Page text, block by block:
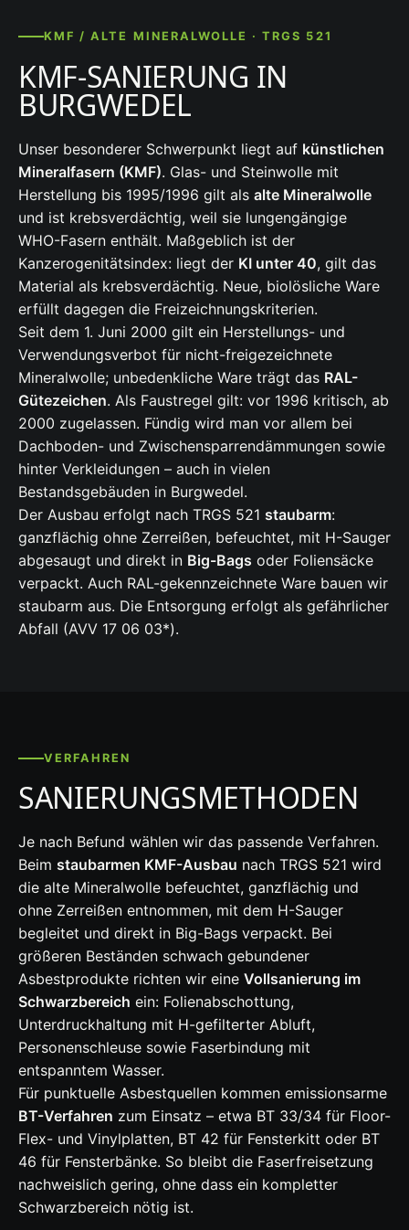
KMF / ALTE MINERALWOLLE · TRGS 521
KMF-SANIERUNG IN
BURGWEDEL
Unser besonderer Schwerpunkt liegt auf künstlichen
Mineralfasern (KMF). Glas- und Steinwolle mit
Herstellung bis 1995/1996 gilt als alte Mineralwolle
und ist krebsverdächtig, weil sie lungengängige
WHO-Fasern enthält. Maßgeblich ist der
Kanzerogenitätsindex: liegt der KI unter 40, gilt das
Material als krebsverdächtig. Neue, biolösliche Ware
erfüllt dagegen die Freizeichnungskriterien.
Seit dem 1. Juni 2000 gilt ein Herstellungs- und
Verwendungsverbot für nicht-freigezeichnete
Mineralwolle; unbedenkliche Ware trägt das RAL-
Gütezeichen. Als Faustregel gilt: vor 1996 kritisch, ab
2000 zugelassen. Fündig wird man vor allem bei
Dachboden- und Zwischensparrendämmungen sowie
hinter Verkleidungen – auch in vielen
Bestandsgebäuden in Burgwedel.
Der Ausbau erfolgt nach TRGS 521 staubarm:
ganzflächig ohne Zerreißen, befeuchtet, mit H-Sauger
abgesaugt und direkt in Big-Bags oder Foliensäcke
verpackt. Auch RAL-gekennzeichnete Ware bauen wir
staubarm aus. Die Entsorgung erfolgt als gefährlicher
Abfall (AVV 17 06 03*).
VERFAHREN
SANIERUNGSMETHODEN
Je nach Befund wählen wir das passende Verfahren.
Beim staubarmen KMF-Ausbau nach TRGS 521 wird
die alte Mineralwolle befeuchtet, ganzflächig und
ohne Zerreißen entnommen, mit dem H-Sauger
begleitet und direkt in Big-Bags verpackt. Bei
größeren Beständen schwach gebundener
Asbestprodukte richten wir eine Vollsanierung im
Schwarzbereich ein: Folienabschottung,
Unterdruckhaltung mit H-gefilterter Abluft,
Personenschleuse sowie Faserbindung mit
entspanntem Wasser.
Für punktuelle Asbestquellen kommen emissionsarme
BT-Verfahren zum Einsatz – etwa BT 33/34 für Floor-
Flex- und Vinylplatten, BT 42 für Fensterkitt oder BT
46 für Fensterbänke. So bleibt die Faserfreisetzung
nachweislich gering, ohne dass ein kompletter
Schwarzbereich nötig ist.